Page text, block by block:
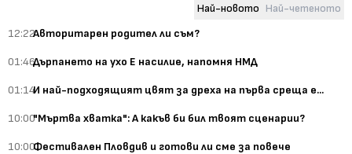
Най-новото Най-четеното
12:22Авторитарен родител ли съм?
01:46Дърпането на ухо Е насилие, напомня НМД
01:14И най-подходящият цвят за дреха на първа среща е...
10:00"Мъртва хватка": А какъв би бил твоят сценарии?
10:00Фестивален Пловдив и готови ли сме за повече